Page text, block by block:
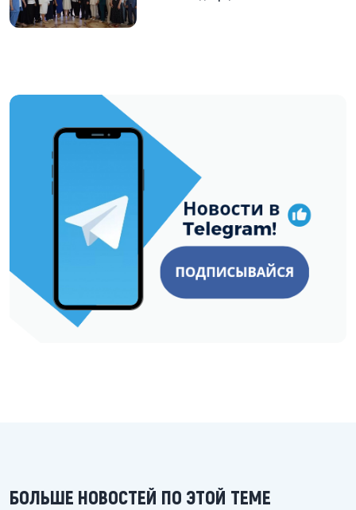
https://t.me/minskctvby
БОЛЬШЕ НОВОСТЕЙ ПО ЭТОЙ ТЕМЕ